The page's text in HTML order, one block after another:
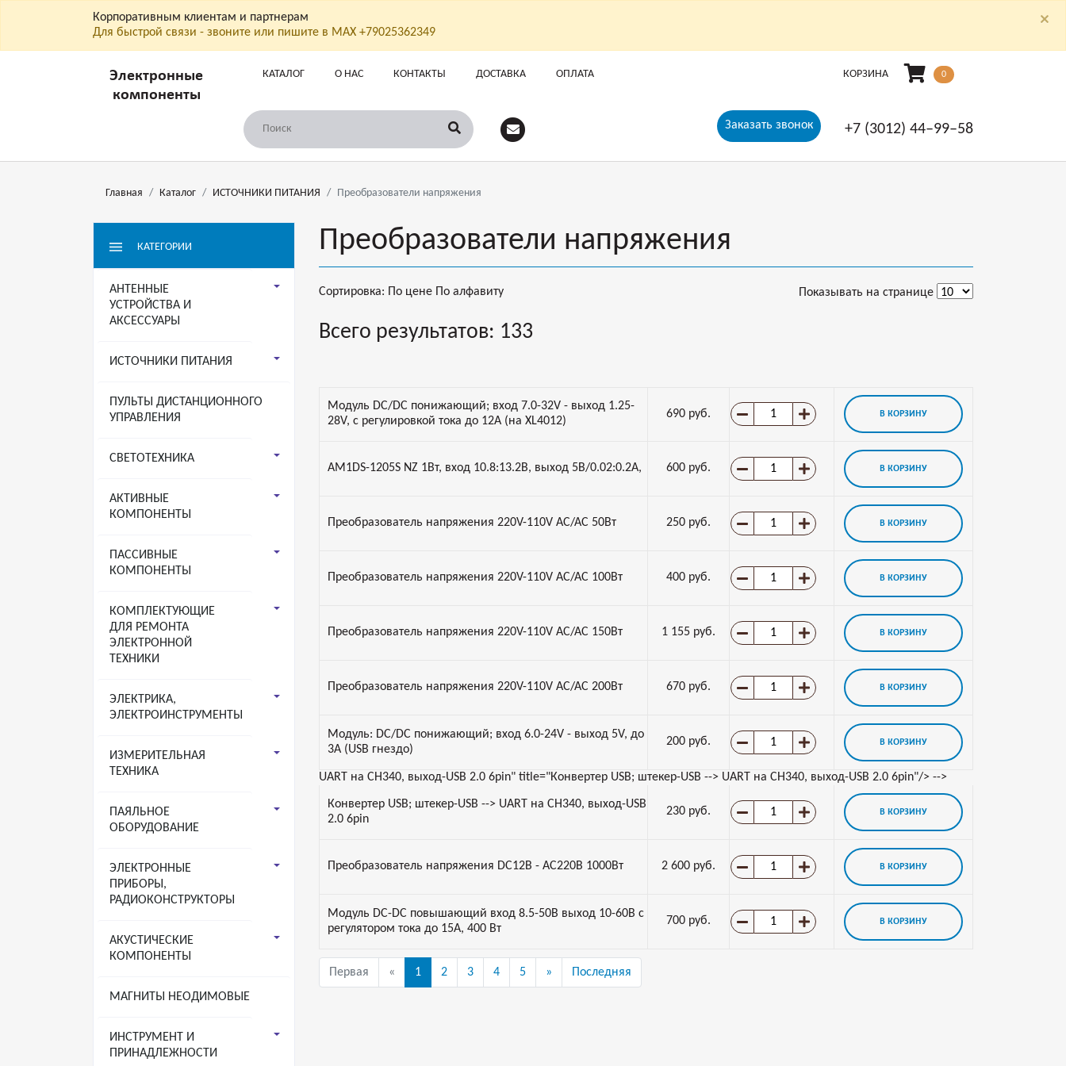
Корпоративным клиентам и партнерам
Для быстрой связи - звоните или пишите в МАХ +79025362349
×
Электронные
компоненты
КАТАЛОГ О НАС КОНТАКТЫ ДОСТАВКА ОПЛАТА КОРЗИНА 0
Заказать звонок +7 (3012) 44‒99‒58
Главная Каталог ИСТОЧНИКИ ПИТАНИЯ Преобразователи напряжения
КАТЕГОРИИ
АНТЕННЫЕ
УСТРОЙСТВА И
АКСЕССУАРЫ
ИСТОЧНИКИ ПИТАНИЯ
ПУЛЬТЫ ДИСТАНЦИОННОГО
УПРАВЛЕНИЯ
СВЕТОТЕХНИКА
АКТИВНЫЕ
КОМПОНЕНТЫ
ПАССИВНЫЕ
КОМПОНЕНТЫ
КОМПЛЕКТУЮЩИЕ
ДЛЯ РЕМОНТА
ЭЛЕКТРОННОЙ
ТЕХНИКИ
ЭЛЕКТРИКА,
ЭЛЕКТРОИНСТРУМЕНТЫ
ИЗМЕРИТЕЛЬНАЯ
ТЕХНИКА
ПАЯЛЬНОЕ
ОБОРУДОВАНИЕ
ЭЛЕКТРОННЫЕ
ПРИБОРЫ,
РАДИОКОНСТРУКТОРЫ
АКУСТИЧЕСКИЕ
КОМПОНЕНТЫ
МАГНИТЫ НЕОДИМОВЫЕ
ИНСТРУМЕНТ И
ПРИНАДЛЕЖНОСТИ
Преобразователи напряжения
Сортировка: По цене По алфавиту Показывать на странице
Всего результатов: 133
Модуль DC/DC понижающий; вход 7.0-32V - выход 1.25-
28V, с регулировкой тока до 12A (на XL4012)
690 руб. В КОРЗИНУ
AM1DS-1205S NZ 1Вт, вход 10.8:13.2В, выход 5В/0.02:0.2А, 600 руб. В КОРЗИНУ
Преобразователь напряжения 220V-110V AC/AC 50Вт 250 руб. В КОРЗИНУ
Преобразователь напряжения 220V-110V AC/AC 100Вт 400 руб. В КОРЗИНУ
Преобразователь напряжения 220V-110V AC/AC 150Вт 1 155 руб. В КОРЗИНУ
Преобразователь напряжения 220V-110V AC/AC 200Вт 670 руб. В КОРЗИНУ
Модуль: DC/DC понижающий; вход 6.0-24V - выход 5V, до
3А (USB гнездо)
200 руб. В КОРЗИНУ
UART на CH340, выход-USB 2.0 6pin" title="Конвертер USB; штекер-USB --> UART на CH340, выход-USB 2.0 6pin"/> -->
Конвертер USB; штекер-USB --> UART на CH340, выход-USB
2.0 6pin
230 руб. В КОРЗИНУ
Преобразователь напряжения DC12В - AC220В 1000Вт 2 600 руб. В КОРЗИНУ
Модуль DC-DC повышающий вход 8.5-50В выход 10-60В с
регулятором тока до 15А, 400 Вт
700 руб. В КОРЗИНУ
Первая « 1 2 3 4 5 » Последняя